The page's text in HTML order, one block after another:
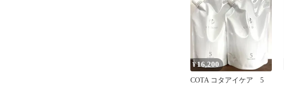
¥16,200
COTA コタアイケア 5